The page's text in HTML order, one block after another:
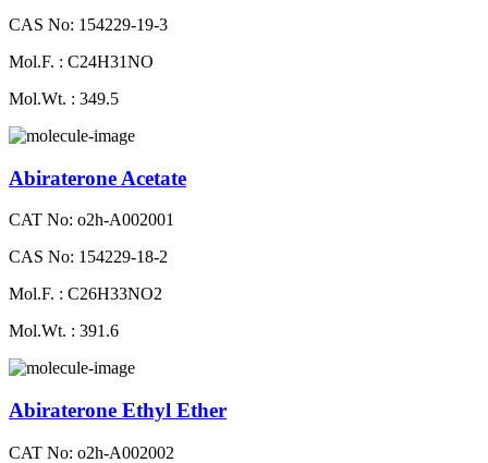
CAS No: 154229-19-3
Mol.F. : C24H31NO
Mol.Wt. : 349.5
Abiraterone Acetate
CAT No: o2h-A002001
CAS No: 154229-18-2
Mol.F. : C26H33NO2
Mol.Wt. : 391.6
Abiraterone Ethyl Ether
CAT No: o2h-A002002